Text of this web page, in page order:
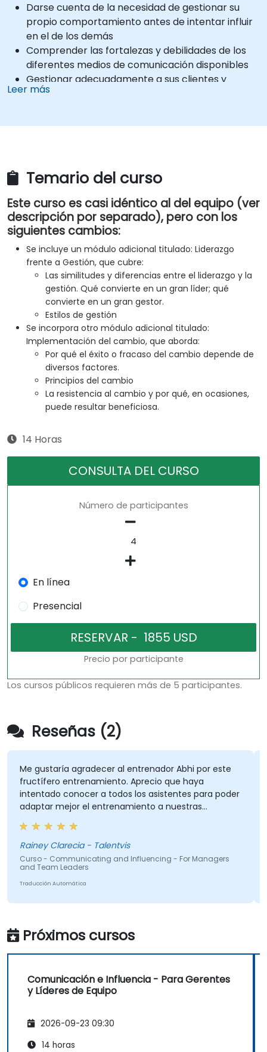
Darse cuenta de la necesidad de gestionar su
propio comportamiento antes de intentar influir
en el de los demás
Comprender las fortalezas y debilidades de los
diferentes medios de comunicación disponibles
Gestionar adecuadamente a sus clientes y
partes interesadas, tanto internos como
Leer más
Temario del curso
Este curso es casi idéntico al del equipo (ver
descripción por separado), pero con los
siguientes cambios:
Se incluye un módulo adicional titulado: Liderazgo
frente a Gestión, que cubre:
Las similitudes y diferencias entre el liderazgo y la
gestión. Qué convierte en un gran líder; qué
convierte en un gran gestor.
Estilos de gestión
Se incorpora otro módulo adicional titulado:
Implementación del cambio, que aborda:
Por qué el éxito o fracaso del cambio depende de
diversos factores.
Principios del cambio
La resistencia al cambio y por qué, en ocasiones,
puede resultar beneficiosa.
14 Horas
CONSULTA DEL CURSO
Número de participantes
En línea
Presencial
Precio por participante
Los cursos públicos requieren más de 5 participantes.
Reseñas (2)
Me gustaría agradecer al entrenador Abhi por este
fructífero entrenamiento. Aprecio que haya
intentado conocer a todos los asistentes para poder
adaptar mejor el entrenamiento a nuestras
necesidades. Me encantó cómo hubo un equilibrio
entre la teoría y las actividades que nos
mantuvieron involucrados. Y cómo los contenidos
fueron directos y concisos.
Rainey Clarecia - Talentvis
Curso - Communicating and Influencing - For Managers
and Team Leaders
Traducción Automática
Próximos cursos
Comunicación e Influencia - Para Gerentes
y Líderes de Equipo
2026-09-23 09:30
14 horas